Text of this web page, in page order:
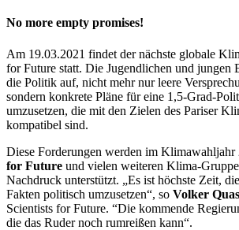
No more empty promises!
Am 19.03.2021 findet der nächste globale
for Future statt. Die Jugendlichen und jungen
die Politik auf, nicht mehr nur leere
sondern konkrete Pläne für eine 1,5-Grad-
umzusetzen, die mit den Zielen des Pariser
kompatibel sind.
Diese Forderungen werden im Klimawahljahr
for Future und vielen weiteren Klima-
Nachdruck unterstützt. „Es ist höchste Zeit,
Fakten politisch umzusetzen“, so Volker
Scientists for Future. “Die kommende
die das Ruder noch rumreißen kann“.